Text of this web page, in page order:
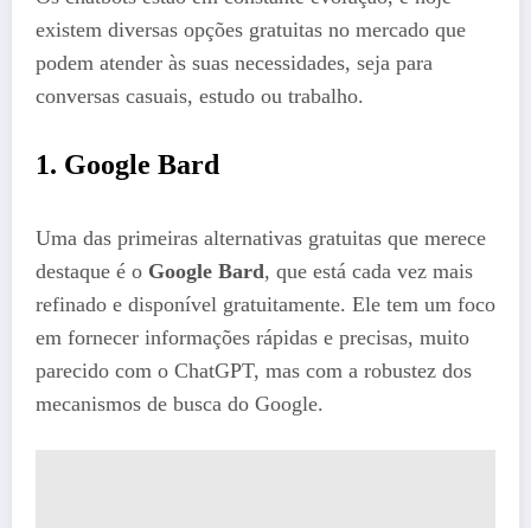
existem diversas opções gratuitas no mercado que
podem atender às suas necessidades, seja para
conversas casuais, estudo ou trabalho.
1. Google Bard
Uma das primeiras alternativas gratuitas que merece
destaque é o Google Bard, que está cada vez mais
refinado e disponível gratuitamente. Ele tem um foco
em fornecer informações rápidas e precisas, muito
parecido com o ChatGPT, mas com a robustez dos
mecanismos de busca do Google.